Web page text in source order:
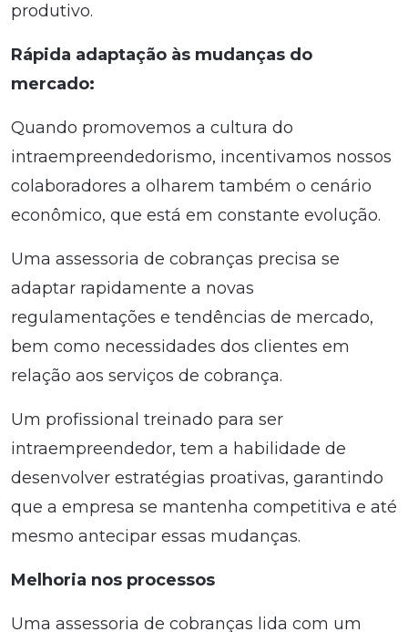
produtivo.
Rápida adaptação às mudanças do
mercado:
Quando promovemos a cultura do
intraempreendedorismo, incentivamos nossos
colaboradores a olharem também o cenário
econômico, que está em constante evolução.
Uma assessoria de cobranças precisa se
adaptar rapidamente a novas
regulamentações e tendências de mercado,
bem como necessidades dos clientes em
relação aos serviços de cobrança.
Um profissional treinado para ser
intraempreendedor, tem a habilidade de
desenvolver estratégias proativas, garantindo
que a empresa se mantenha competitiva e até
mesmo antecipar essas mudanças.
Melhoria nos processos
Uma assessoria de cobranças lida com um